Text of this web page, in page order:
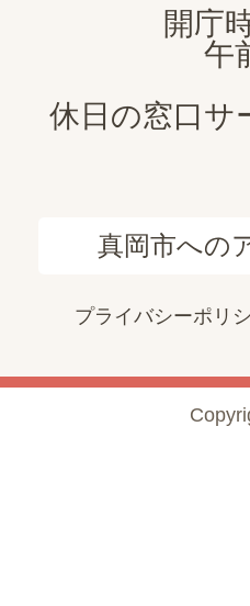
開庁
午
休日の窓口サ
真岡市への
プライバシーポリ